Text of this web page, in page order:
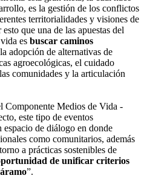
es la gestión de los conflictos
territorialidades y visiones de
que una de las apuestas del
es buscar caminos
adopción de alternativas de
agroecológicas, el cuidado
comunidades y la articulación
Componente Medios de Vida -
este tipo de eventos
espacio de diálogo en donde
como comunitarios, además
a prácticas sostenibles de
de unificar criterios
”.